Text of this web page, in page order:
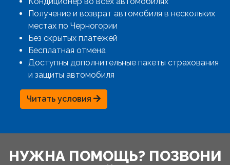
Получение и возврат автомобиля в нескольких
местах по Черногории
Без скрытых платежей
Бесплатная отмена
Доступны дополнительные пакеты страхования
и защиты автомобиля
Читать условия
НУЖНА ПОМОЩЬ? ПОЗВОНИ